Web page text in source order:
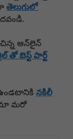
తెలుగులో
ఆన్‌లైన్
తో బెస్ట్ పార్ట్
నకిలీ
మరో